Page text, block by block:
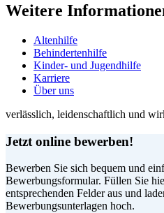
Weitere
Altenhilfe
Behindertenhilfe
Kinder- und Jugendhilfe
Karriere
Über uns
verlässlich, leidenschaftlich und
Jetzt online bewerben!
Bewerben Sie sich bequem und
Bewerbungsformular. Füllen Sie
entsprechenden Felder aus und
Bewerbungsunterlagen hoch.